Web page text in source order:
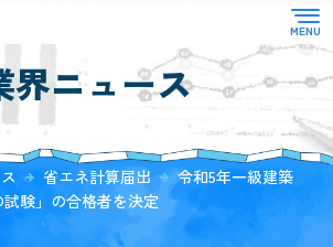
由
問
対応業務
省エネ適合性判定
住宅性能評価
CASBEE
界ニュース
省エネ計算届出
令和5年一級建築
験」の合格者を決定